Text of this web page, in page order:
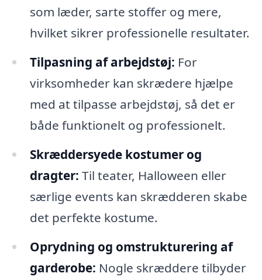
som læder, sarte stoffer og mere,
hvilket sikrer professionelle resultater.
Tilpasning af arbejdstøj: For
virksomheder kan skrædere hjælpe
med at tilpasse arbejdstøj, så det er
både funktionelt og professionelt.
Skræddersyede kostumer og
dragter: Til teater, Halloween eller
særlige events kan skrædderen skabe
det perfekte kostume.
Oprydning og omstrukturering af
garderobe: Nogle skræddere tilbyder